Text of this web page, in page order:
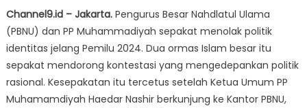
Channel9.id – Jakarta. Pengurus Besar Nahdlatul Ulama
(PBNU) dan PP Muhammadiyah sepakat menolak politik
identitas jelang Pemilu 2024. Dua ormas Islam besar itu
sepakat mendorong kontestasi yang mengedepankan politik
rasional. Kesepakatan itu tercetus setelah Ketua Umum PP
Muhamamdiyah Haedar Nashir berkunjung ke Kantor PBNU,